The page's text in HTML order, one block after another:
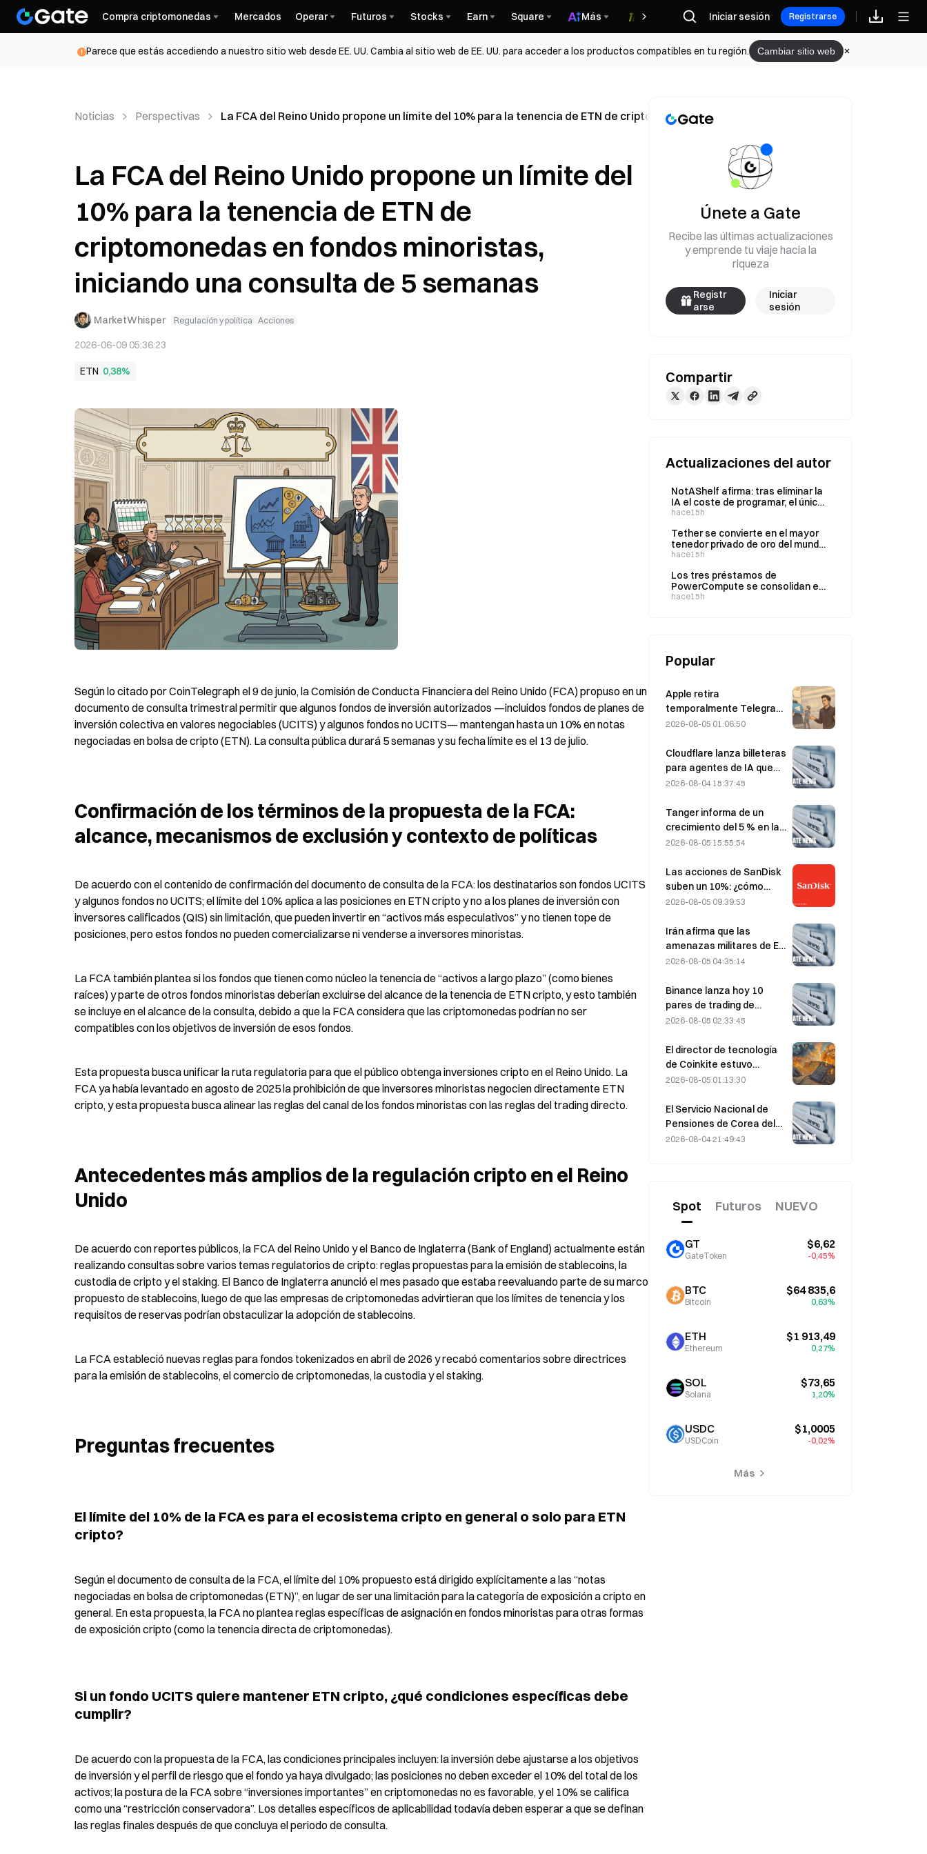
Compra criptomonedas Mercados Operar Futuros Stocks Earn Square Más Recompensas
Iniciar sesión Registrarse
Parece que estás accediendo a nuestro sitio web desde EE. UU. Cambia al sitio web de EE. UU. para acceder a los productos compatibles en tu región. Cambiar sitio web
Noticias Perspectivas La FCA del Reino Unido propone un límite del 10% para la tenencia de ETN de criptomonedas en fondos minoristas, iniciando una
La FCA del Reino Unido propone un límite del
10% para la tenencia de ETN de
criptomonedas en fondos minoristas,
iniciando una consulta de 5 semanas
MarketWhisper Regulación y política Acciones
2026-06-09 05:36:23
ETN 0,38%
Según lo citado por CoinTelegraph el 9 de junio, la Comisión de Conducta Financiera del Reino Unido (FCA) propuso en un
documento de consulta trimestral permitir que algunos fondos de inversión autorizados —incluidos fondos de planes de
inversión colectiva en valores negociables (UCITS) y algunos fondos no UCITS— mantengan hasta un 10% en notas
negociadas en bolsa de cripto (ETN). La consulta pública durará 5 semanas y su fecha límite es el 13 de julio.
Confirmación de los términos de la propuesta de la FCA:
alcance, mecanismos de exclusión y contexto de políticas
De acuerdo con el contenido de confirmación del documento de consulta de la FCA: los destinatarios son fondos UCITS
y algunos fondos no UCITS; el límite del 10% aplica a las posiciones en ETN cripto y no a los planes de inversión con
inversores calificados (QIS) sin limitación, que pueden invertir en “activos más especulativos” y no tienen tope de
posiciones, pero estos fondos no pueden comercializarse ni venderse a inversores minoristas.
La FCA también plantea si los fondos que tienen como núcleo la tenencia de “activos a largo plazo” (como bienes
raíces) y parte de otros fondos minoristas deberían excluirse del alcance de la tenencia de ETN cripto, y esto también
se incluye en el alcance de la consulta, debido a que la FCA considera que las criptomonedas podrían no ser
compatibles con los objetivos de inversión de esos fondos.
Esta propuesta busca unificar la ruta regulatoria para que el público obtenga inversiones cripto en el Reino Unido. La
FCA ya había levantado en agosto de 2025 la prohibición de que inversores minoristas negocien directamente ETN
cripto, y esta propuesta busca alinear las reglas del canal de los fondos minoristas con las reglas del trading directo.
Antecedentes más amplios de la regulación cripto en el Reino
Unido
De acuerdo con reportes públicos, la FCA del Reino Unido y el Banco de Inglaterra (Bank of England) actualmente están
realizando consultas sobre varios temas regulatorios de cripto: reglas propuestas para la emisión de stablecoins, la
custodia de cripto y el staking. El Banco de Inglaterra anunció el mes pasado que estaba reevaluando parte de su marco
propuesto de stablecoins, luego de que las empresas de criptomonedas advirtieran que los límites de tenencia y los
requisitos de reservas podrían obstaculizar la adopción de stablecoins.
La FCA estableció nuevas reglas para fondos tokenizados en abril de 2026 y recabó comentarios sobre directrices
para la emisión de stablecoins, el comercio de criptomonedas, la custodia y el staking.
Preguntas frecuentes
El límite del 10% de la FCA es para el ecosistema cripto en general o solo para ETN
cripto?
Según el documento de consulta de la FCA, el límite del 10% propuesto está dirigido explícitamente a las “notas
negociadas en bolsa de criptomonedas (ETN)”, en lugar de ser una limitación para la categoría de exposición a cripto en
general. En esta propuesta, la FCA no plantea reglas específicas de asignación en fondos minoristas para otras formas
de exposición cripto (como la tenencia directa de criptomonedas).
Si un fondo UCITS quiere mantener ETN cripto, ¿qué condiciones específicas debe
cumplir?
De acuerdo con la propuesta de la FCA, las condiciones principales incluyen: la inversión debe ajustarse a los objetivos
de inversión y el perfil de riesgo que el fondo ya haya divulgado; las posiciones no deben exceder el 10% del total de los
activos; la postura de la FCA sobre “inversiones importantes” en criptomonedas no es favorable, y el 10% se califica
como una “restricción conservadora”. Los detalles específicos de aplicabilidad todavía deben esperar a que se definan
las reglas finales después de que concluya el periodo de consulta.
Únete a Gate
Recibe las últimas actualizaciones
y emprende tu viaje hacia la
riqueza
Registr
arse
Iniciar
sesión
Compartir
Actualizaciones del autor
NotAShelf afirma: tras eliminar la
IA el coste de programar, el único
recurso escaso es el «gusto»
hace15h
Tether se convierte en el mayor
tenedor privado de oro del mundo;
sus tenencias totales aumentan
trimestre
hace15h
Los tres préstamos de
PowerCompute se consolidan en
un préstamo a plazo con una tasa
hace15h
Popular
Apple retira
temporalmente Telegram
por CSAM; Dúrov lo niega
«ataque de seguridad»
2026-08-05 01:06:50
Cloudflare lanza billeteras
para agentes de IA que
permiten realizar pagos
el 4 de agosto
2026-08-04 15:37:45
Tanger informa de un
crecimiento del 5 % en las
ventas, impulsado por el
Mundo durante junio y
julio.
2026-08-05 15:55:54
Las acciones de SanDisk
suben un 10%: ¿cómo
está iniciando HBF un
almacenamiento para la
IA y pueden los
resultados financieros
crecimiento?
2026-08-05 09:39:53
Irán afirma que las
amenazas militares de EE.
UU. retrasan el acuerdo
sobre el estrecho de
Ormuz
2026-08-05 04:35:14
Binance lanza hoy 10
pares de trading de
bStocks a las 20:00
de maker
2026-08-05 02:33:45
El director de tecnología
de Coinkite estuvo
implicado en el incidente
con una vulnerabilidad de
Coldcard, que
desencadenó cuatro
2026-08-05 01:13:30
El Servicio Nacional de
Pensiones de Corea del
Sur opta por acciones
2026-08-04 21:49:43
Spot Futuros NUEVO
GT
GateToken
$6,62
-0,45%
BTC
Bitcoin
$64 835,6
0,63%
ETH
Ethereum
$1 913,49
0,27%
SOL
Solana
$73,65
1,20%
USDC
USDCoin
$1,0005
-0,02%
Más